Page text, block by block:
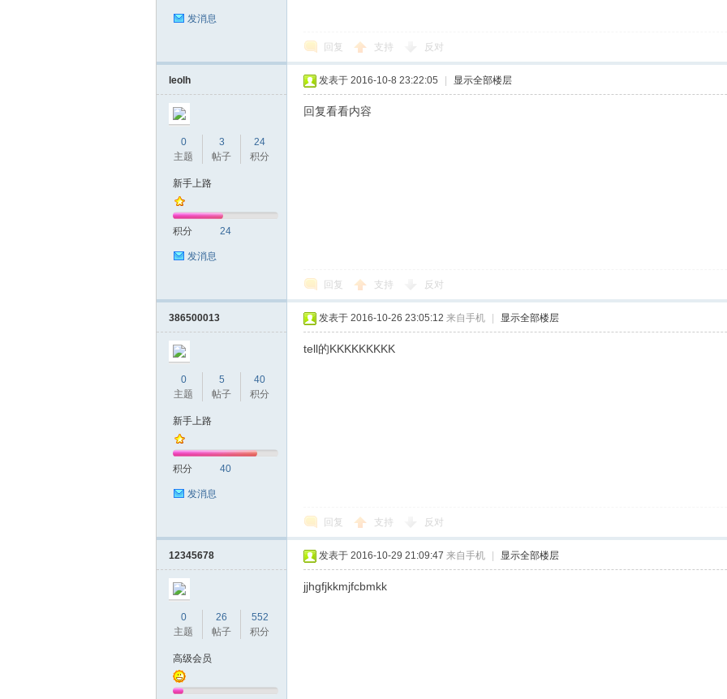
深
发消息
回复 支持 反对
leolh
0
主题
3
帖子
24
积分
新手上路
积分 24
发消息
发表于 2016-10-8 23:22:05 显示全部楼层
回复看看内容
回复 支持 反对
386500013
0
主题
5
帖子
40
积分
新手上路
积分 40
发消息
发表于 2016-10-26 23:05:12 来自手机 显示全部楼层
tell的KKKKKKKKK
回复 支持 反对
12345678
0
主题
26
帖子
552
积分
高级会员
发表于 2016-10-29 21:09:47 来自手机 显示全部楼层
jjhgfjkkmjfcbmkk